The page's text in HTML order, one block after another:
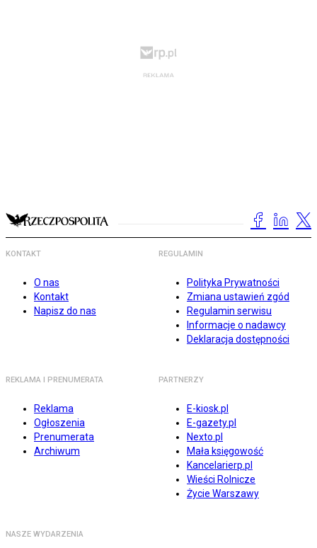
KONTAKT
O nas
Kontakt
Napisz do nas
REGULAMIN
Polityka Prywatności
Zmiana ustawień zgód
Regulamin serwisu
Informacje o nadawcy
Deklaracja dostępności
REKLAMA I PRENUMERATA
Reklama
Ogłoszenia
Prenumerata
Archiwum
PARTNERZY
E-kiosk.pl
E-gazety.pl
Nexto.pl
Mała księgowość
Kancelarierp.pl
Wieści Rolnicze
Życie Warszawy
NASZE WYDARZENIA